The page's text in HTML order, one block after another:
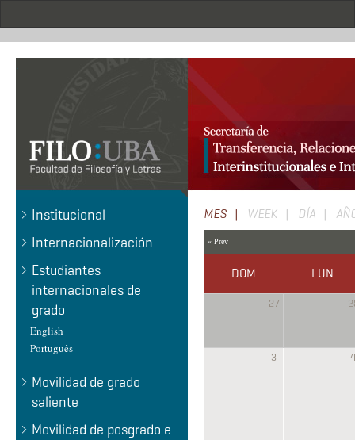
.
Institucional
Internacionalización
Estudiantes
internacionales de
grado
English
Português
Movilidad de grado
saliente
Movilidad de posgrado e
Solapas
principales
MES (SOLAPA
ACTIVA)
WEEK DÍA
« Prev
DOM LUN
27
3 4